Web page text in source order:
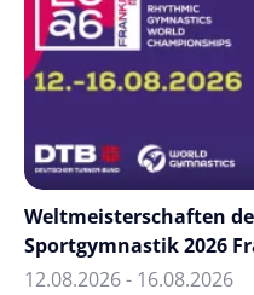
Weltmeisterschaften
Sportgymnastik 2026
12.08.2026 - 16.08.2026